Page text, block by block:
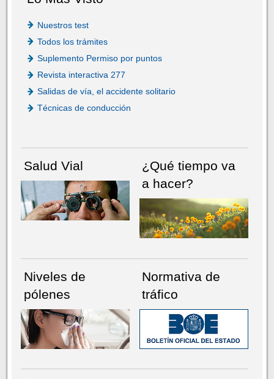
Nuestros test
Todos los trámites
Suplemento Permiso por puntos
Revista interactiva 277
Salidas de vía, el accidente solitario
Técnicas de conducción
Salud Vial
¿Qué tiempo va
a hacer?
Niveles de
pólenes
Normativa de
tráfico